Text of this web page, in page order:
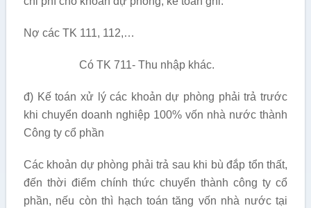
Nợ các TK 111, 112,…
Có TK 711- Thu nhập khác.
đ) Kế toán xử lý các khoản dự phòng phải trả trước
khi chuyển doanh nghiệp 100% vốn nhà nước thành
Công ty cổ phần
Các khoản dự phòng phải trả sau khi bù đắp tổn thất,
đến thời điểm chính thức chuyển thành công ty cổ
phần, nếu còn thì hạch toán tăng vốn nhà nước tại